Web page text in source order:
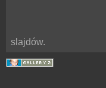
slajdów.